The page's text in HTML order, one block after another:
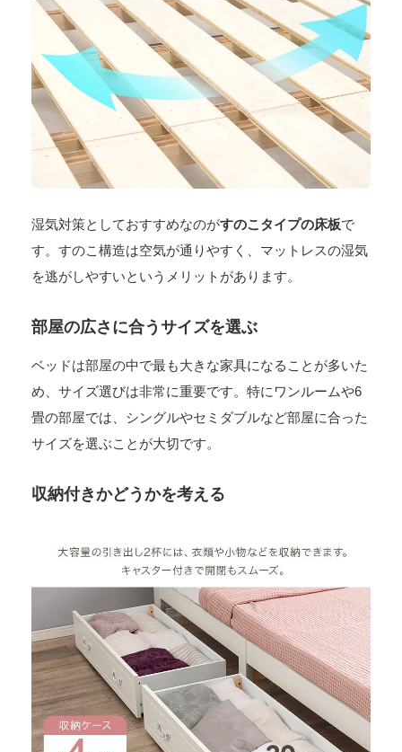
湿気対策としておすすめなのがすのこタイプの床板で
す。すのこ構造は空気が通りやすく、マットレスの湿気
を逃がしやすいというメリットがあります。
部屋の広さに合うサイズを選ぶ
ベッドは部屋の中で最も大きな家具になることが多いた
め、サイズ選びは非常に重要です。特にワンルームや6
畳の部屋では、シングルやセミダブルなど部屋に合った
サイズを選ぶことが大切です。
収納付きかどうかを考える